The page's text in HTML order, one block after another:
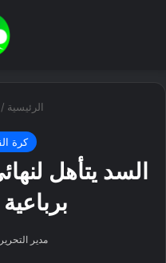
الرئيسية /
كرة
مدير التحرير